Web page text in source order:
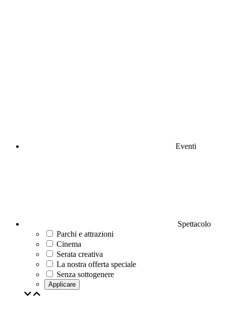
Eventi
Spettacolo
Parchi e attrazioni
Cinema
Serata creativa
La nostra offerta speciale
Senza sottogenere
Applicare